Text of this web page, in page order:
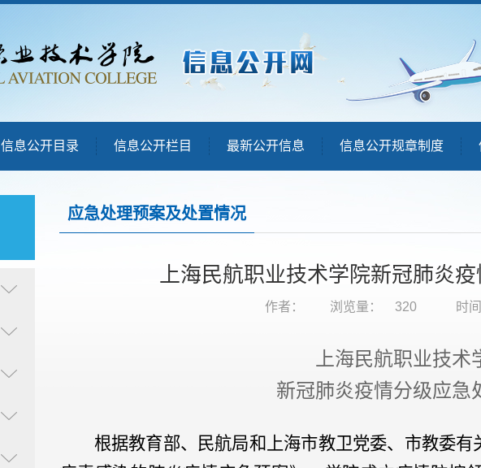
信息公开目录 信息公开栏目 最新公开信息 信息公开规章制度
应急处理预案及处置情况
上海民航职业技术学院新冠肺炎
作者： 浏览量： 320 时
上海民航职业技术
新冠肺炎疫情分级应急
根据教育部、民航局和上海市教卫党委、市教委